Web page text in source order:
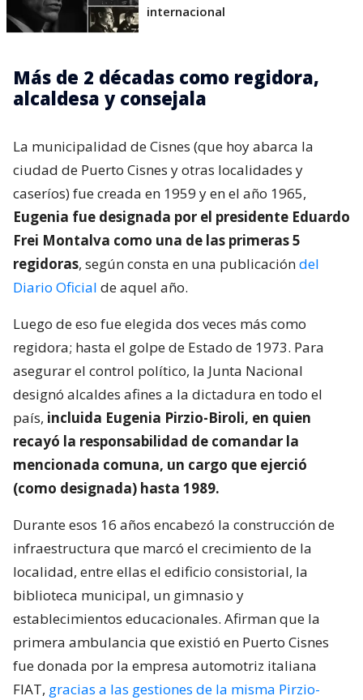
internacional
Más de 2 décadas como regidora,
alcaldesa y consejala
La municipalidad de Cisnes (que hoy abarca la
ciudad de Puerto Cisnes y otras localidades y
caseríos) fue creada en 1959 y en el año 1965,
Eugenia fue designada por el presidente Eduardo
Frei Montalva como una de las primeras 5
regidoras, según consta en una publicacióndel
Diario Oficial de aquel año.
Luego de eso fue elegida dos veces más como
regidora; hasta el golpe de Estado de 1973. Para
asegurar el control político, la Junta Nacional
designó alcaldes afines a la dictadura en todo el
país, incluida Eugenia Pirzio-Biroli, en quien
recayó la responsabilidad de comandar la
mencionada comuna, un cargo que ejerció
(como designada) hasta 1989.
Durante esos 16 años encabezó la construcción de
infraestructura que marcó el crecimiento de la
localidad, entre ellas el edificio consistorial, la
biblioteca municipal, un gimnasio y
establecimientos educacionales. Afirman que la
primera ambulancia que existió en Puerto Cisnes
fue donada por la empresa automotriz italiana
FIAT, gracias a las gestiones de la misma Pirzio-